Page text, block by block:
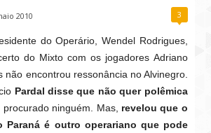
2010 3
do Operário, Wendel Rodrigues,
do Mixto com os jogadores Adriano
não encontrou ressonância no Alvinegro.
Pardal disse que não quer polêmica
ninguém. Mas, revelou que o
Paraná é outro operariano que pode